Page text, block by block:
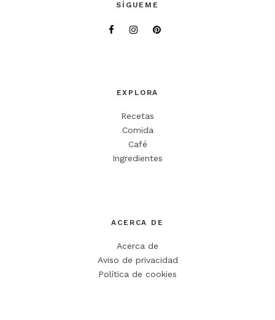
SÍGUEME
EXPLORA
Recetas
Comida
Café
Ingredientes
ACERCA DE
Acerca de
Aviso de privacidad
Política de cookies